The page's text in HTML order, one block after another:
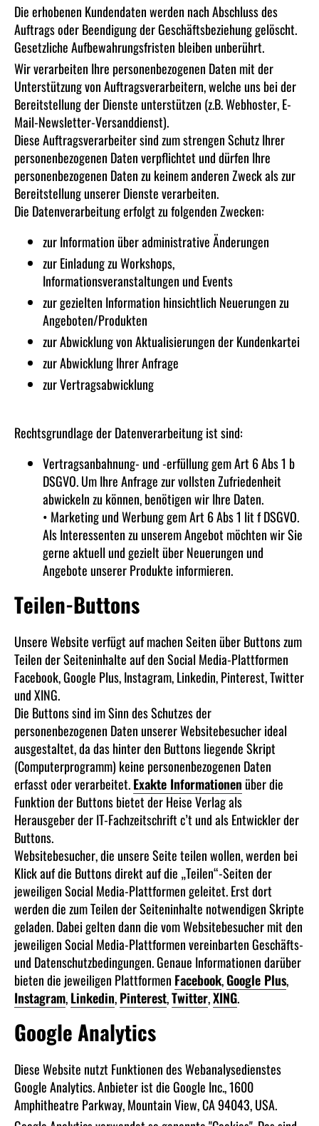
Die erhobenen Kundendaten werden nach Abschluss des
Auftrags oder Beendigung der Geschäftsbeziehung gelöscht.
Gesetzliche Aufbewahrungsfristen bleiben unberührt.
Wir verarbeiten Ihre personenbezogenen Daten mit der
Unterstützung von Auftragsverarbeitern, welche uns bei der
Bereitstellung der Dienste unterstützen (z.B. Webhoster, E-
Mail-Newsletter-Versanddienst).
Diese Auftragsverarbeiter sind zum strengen Schutz Ihrer
personenbezogenen Daten verpflichtet und dürfen Ihre
personenbezogenen Daten zu keinem anderen Zweck als zur
Bereitstellung unserer Dienste verarbeiten.
Die Datenverarbeitung erfolgt zu folgenden Zwecken:
zur Information über administrative Änderungen
zur Einladung zu Workshops,
Informationsveranstaltungen und Events
zur gezielten Information hinsichtlich Neuerungen zu
Angeboten/Produkten
zur Abwicklung von Aktualisierungen der Kundenkartei
zur Abwicklung Ihrer Anfrage
zur Vertragsabwicklung
Rechtsgrundlage der Datenverarbeitung ist sind:
Vertragsanbahnung- und -erfüllung gem Art 6 Abs 1 b
DSGVO. Um Ihre Anfrage zur vollsten Zufriedenheit
abwickeln zu können, benötigen wir Ihre Daten.
• Marketing und Werbung gem Art 6 Abs 1 lit f DSGVO.
Als Interessenten zu unserem Angebot möchten wir Sie
gerne aktuell und gezielt über Neuerungen und
Angebote unserer Produkte informieren.
Teilen-Buttons
Unsere Website verfügt auf machen Seiten über Buttons zum
Teilen der Seiteninhalte auf den Social Media-Plattformen
Facebook, Google Plus, Instagram, Linkedin, Pinterest, Twitter
und XING.
Die Buttons sind im Sinn des Schutzes der
personenbezogenen Daten unserer Websitebesucher ideal
ausgestaltet, da das hinter den Buttons liegende Skript
(Computerprogramm) keine personenbezogenen Daten
erfasst oder verarbeitet.Exakte Informationenüber die
Funktion der Buttons bietet der Heise Verlag als
Herausgeber der IT-Fachzeitschrift c’t und als Entwickler der
Buttons.
Websitebesucher, die unsere Seite teilen wollen, werden bei
Klick auf die Buttons direkt auf die „Teilen“-Seiten der
jeweiligen Social Media-Plattformen geleitet. Erst dort
werden die zum Teilen der Seiteninhalte notwendigen Skripte
geladen. Dabei gelten dann die vom Websitebesucher mit den
jeweiligen Social Media-Plattformen vereinbarten Geschäfts-
und Datenschutzbedingungen. Genaue Informationen darüber
bieten die jeweiligen Plattformen Facebook,Google Plus,
Instagram,Linkedin,Pinterest,Twitter,XING.
Google Analytics
Diese Website nutzt Funktionen des Webanalysedienstes
Google Analytics. Anbieter ist die Google Inc., 1600
Amphitheatre Parkway, Mountain View, CA 94043, USA.